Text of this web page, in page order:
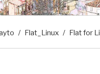
Flat_Linux Flat for